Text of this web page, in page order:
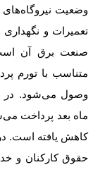
وضعیت
تعمیرات و
صنعت برق آن است
متناسب با تورم
وصول می‌شود. در
ماه بعد پرداخت
کاهش یافته است. در
حقوق کارکنان و